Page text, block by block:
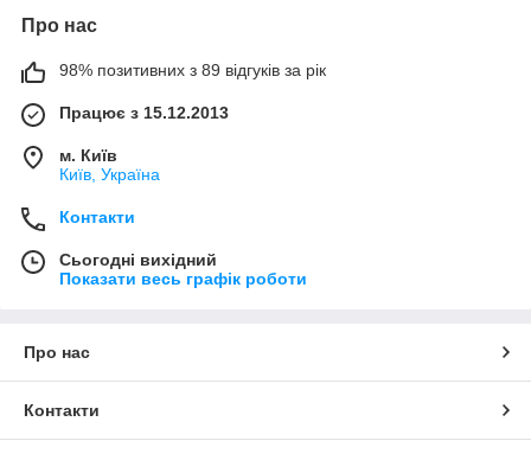
Про нас
98% позитивних з 89 відгуків за рік
Працює з 15.12.2013
м. Київ
Київ, Україна
Контакти
Сьогодні вихідний
Показати весь графік роботи
Про нас
Контакти